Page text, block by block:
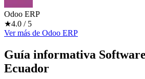
Odoo ERP
★4.0 / 5
Ver más de Odoo ERP
Guía informativa
Ecuador